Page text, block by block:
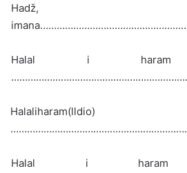
Hadž,
Halal i
Halaliharam(lldio)
Halal i